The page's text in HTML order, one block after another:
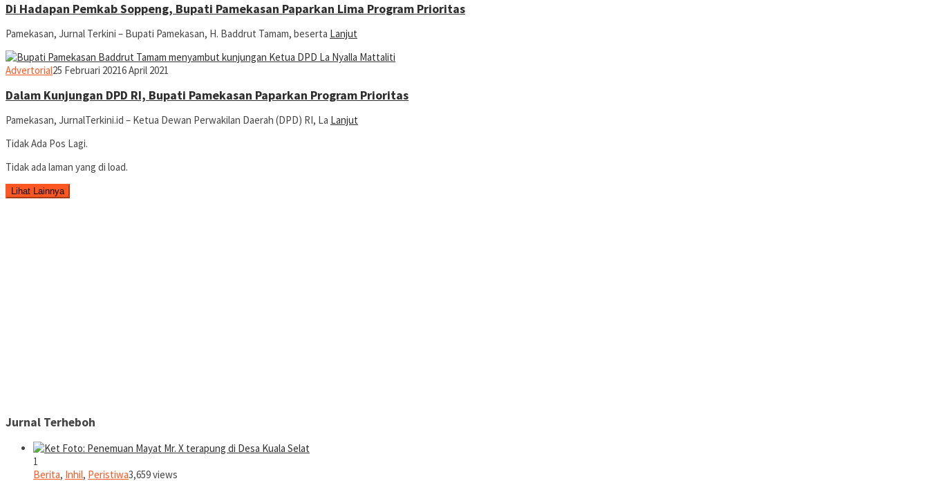
Di Hadapan Pemkab Soppeng, Bupati Pamekasan Paparkan Lima Program Prioritas
Pamekasan, Jurnal Terkini – Bupati Pamekasan, H. Baddrut Tamam, beserta Lanjut
Advertorialjurnal
25 Februari 20216 April 2021
Dalam Kunjungan DPD RI, Bupati Pamekasan Paparkan Program Prioritas
Pamekasan, JurnalTerkini.id – Ketua Dewan Perwakilan Daerah (DPD) RI, La Lanjut
Tidak Ada Pos Lagi.
Tidak ada laman yang di load.
Lihat Lainnya
Jurnal Terheboh
1
Berita, Inhil, Peristiwa3,659 views